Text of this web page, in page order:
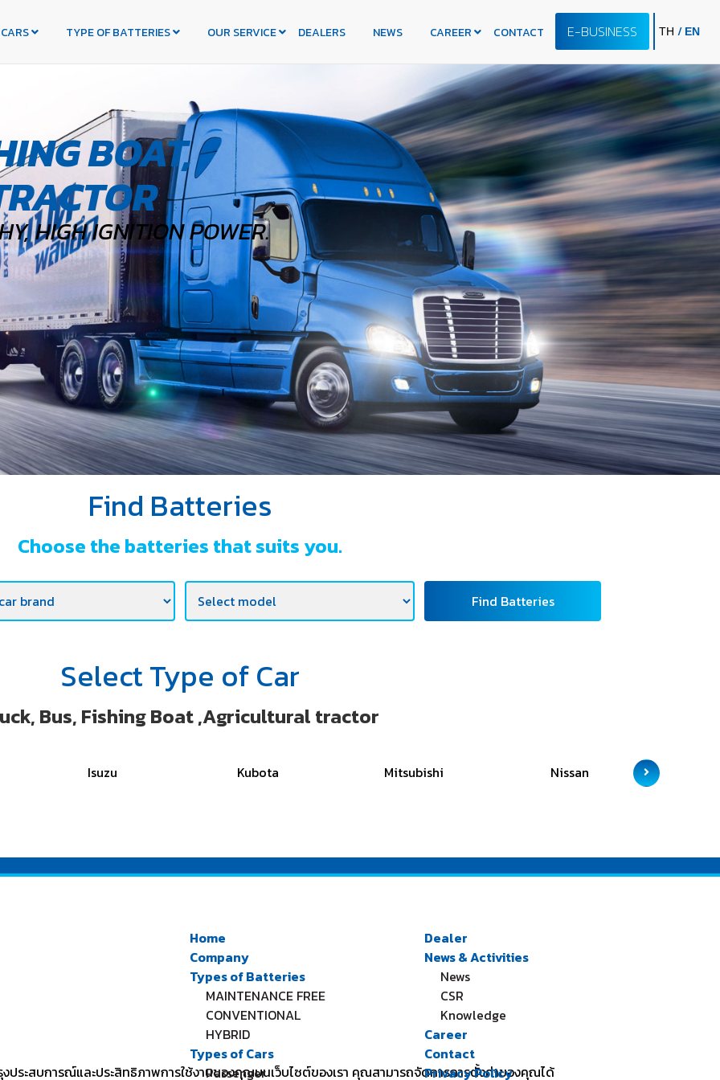
ประสบการณ์และประสิทธิภาพการใช้งานของคุณบนเว็บไซต์ของเรา คุณสามารถจัดการการตั้งค่าของคุณได้
TYPE OF BATTERIES OUR SERVICE DEALERS NEWS CAREER CONTACT E-BUSINESS TH / EN
BOAT,
HIGH IGNITION POWER.
Find Batteries
Choose the batteries that suits you.
Find Batteries
Select Type of Car
Bus, Fishing Boat ,Agricultural tractor
Isuzu Kubota Mitsubishi Nissan
Home
Company
Types of Batteries
MAINTENANCE FREE
CONVENTIONAL
HYBRID
Types of Cars
Passenger
Dealer
News & Activities
News
CSR
Knowledge
Career
Contact
Privacy Policy